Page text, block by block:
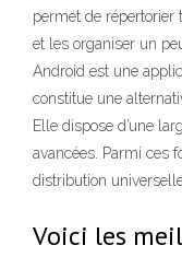
permet de répertorier
et les organiser un
Android est une
constitue une
Elle dispose d’une
avancées. Parmi ces
distribution
Voici les